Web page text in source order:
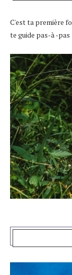
C'est ta première
te guide pas-à -